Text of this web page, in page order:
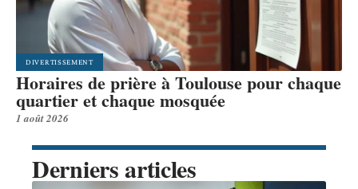
DIVERTISSEMENT
Horaires de prière à Toulouse pour chaque
quartier et chaque mosquée
1 août 2026
Derniers articles